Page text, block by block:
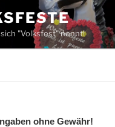
"Volksfest" nennt!
ohne Gewähr!